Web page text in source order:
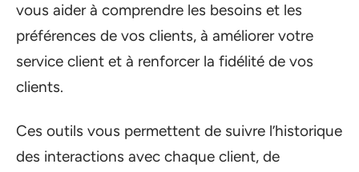
vous aider à comprendre les besoins et les
préférences de vos clients, à améliorer votre
service client et à renforcer la fidélité de vos
clients.
Ces outils vous permettent de suivre l’historique
des interactions avec chaque client, de